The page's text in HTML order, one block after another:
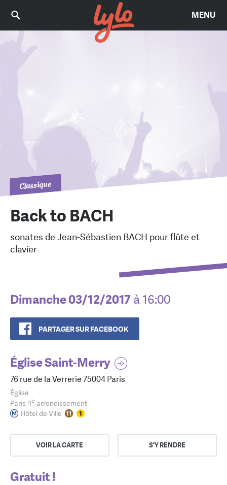
MENU
Classique
Back to BACH
sonates de Jean-Sébastien BACH pour flûte et
clavier
Dimanche 03/12/2017 à 16:00
PARTAGER SUR FACEBOOK
Église Saint-Merry
76 rue de la Verrerie 75004 Paris
Église
Paris 4e arrondissement
Hôtel de Ville
VOIR LA CARTE S'Y RENDRE
Gratuit !